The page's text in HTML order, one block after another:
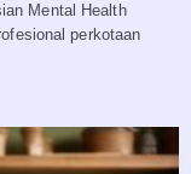
Mental Health
perkotaan